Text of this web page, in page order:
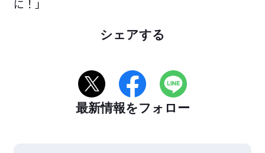
に！」
シェアする
最新情報をフォロー